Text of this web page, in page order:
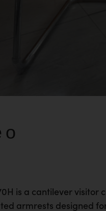
о
is a cantilever visitor
armrests designed